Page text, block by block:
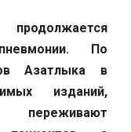
По
Азатлыка в
изданий,